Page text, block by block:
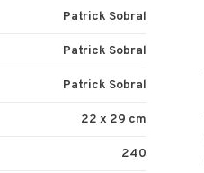
Patrick Sobral
Patrick Sobral
Patrick Sobral
22 x 29 cm
240